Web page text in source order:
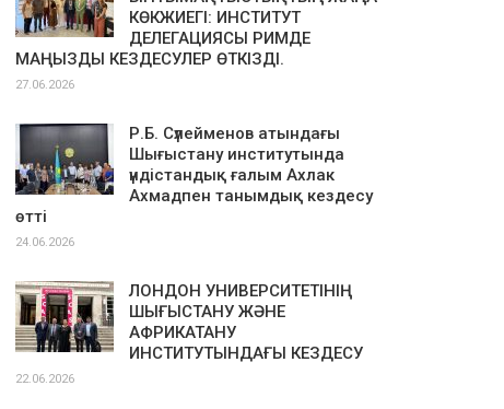
КӨКЖИЕГІ: ИНСТИТУТ
ДЕЛЕГАЦИЯСЫ РИМДЕ
МАҢЫЗДЫ КЕЗДЕСУЛЕР ӨТКІЗДІ.
27.06.2026
Р.Б. Сүлейменов атындағы
Шығыстану институтында
үндістандық ғалым Ахлак
Ахмадпен танымдық кездесу
өтті
24.06.2026
ЛОНДОН УНИВЕРСИТЕТІНІҢ
ШЫҒЫСТАНУ ЖӘНЕ
АФРИКАТАНУ
ИНСТИТУТЫНДАҒЫ КЕЗДЕСУ
22.06.2026